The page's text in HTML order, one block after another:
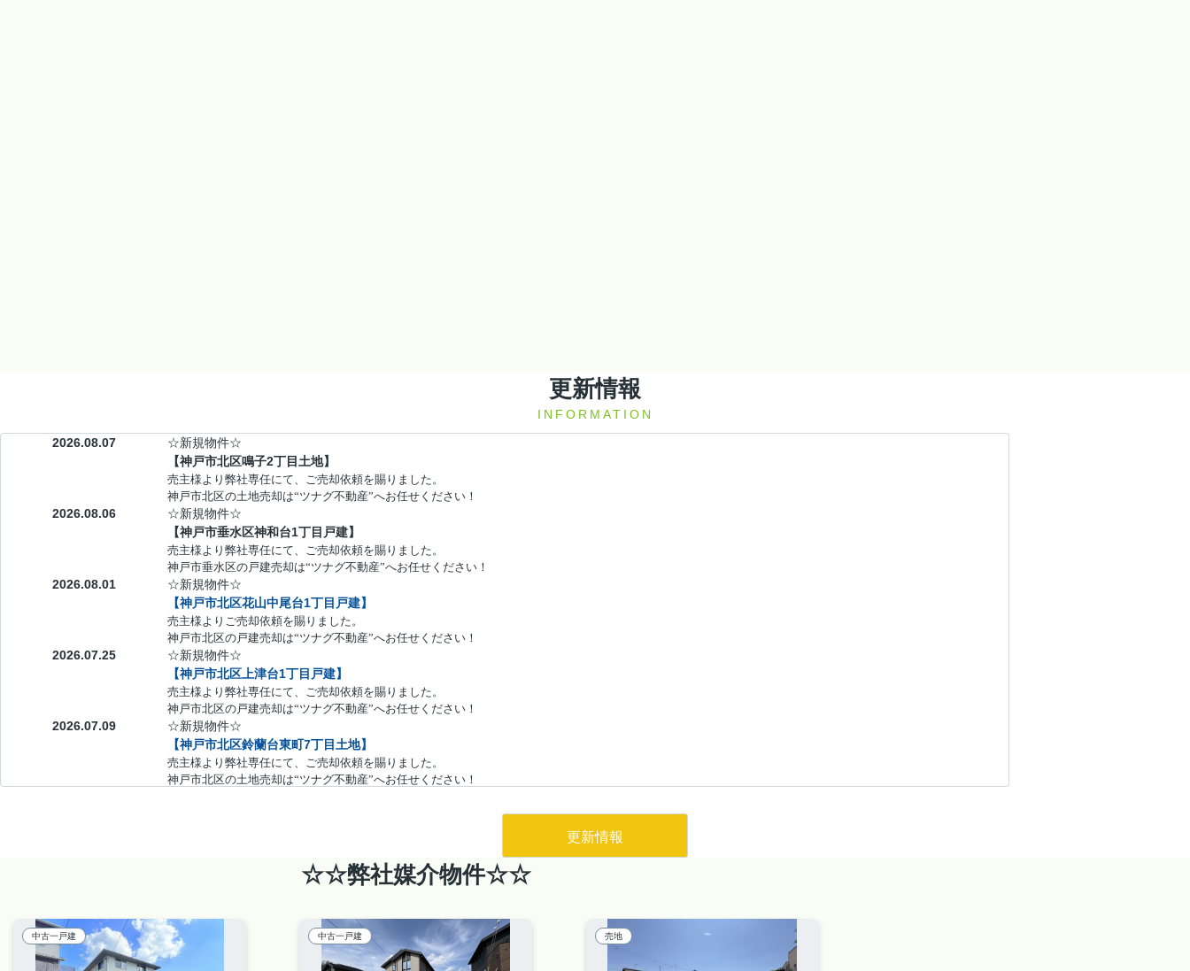
更新情報
INFORMATION
2026.08.07
☆新規物件☆
【神戸市北区鳴子2丁目土地】
売主様より弊社専任にて、ご売却依頼を賜りました。
神戸市北区の土地売却は“ツナグ不動産”へお任せください！
2026.08.06
☆新規物件☆
【神戸市垂水区神和台1丁目戸建】
売主様より弊社専任にて、ご売却依頼を賜りました。
神戸市垂水区の戸建売却は“ツナグ不動産”へお任せください！
2026.08.01
☆新規物件☆
【神戸市北区花山中尾台1丁目戸建】
売主様よりご売却依頼を賜りました。
神戸市北区の戸建売却は“ツナグ不動産”へお任せください！
2026.07.25
☆新規物件☆
【神戸市北区上津台1丁目戸建】
売主様より弊社専任にて、ご売却依頼を賜りました。
神戸市北区の戸建売却は“ツナグ不動産”へお任せください！
2026.07.09
☆新規物件☆
【神戸市北区鈴蘭台東町7丁目土地】
売主様より弊社専任にて、ご売却依頼を賜りました。
神戸市北区の土地売却は“ツナグ不動産”へお任せください！
更新情報
☆☆弊社媒介物件☆☆
中古一戸建 中古一戸建 売地